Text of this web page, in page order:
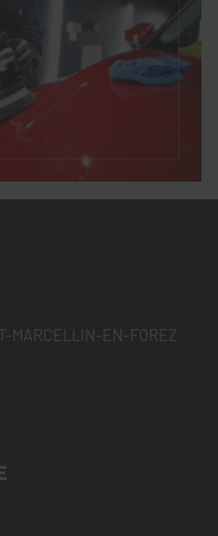
MARCELLIN-EN-FOREZ